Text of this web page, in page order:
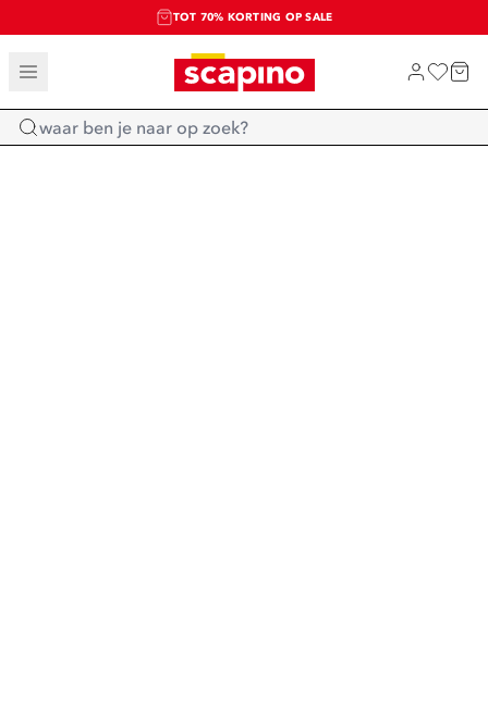
TOT 70% KORTING OP SALE
SALE: LAATSTE KANS!
SHOP NIEUW
Home